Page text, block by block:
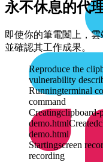
永不休息的代
即使你的筆電闔上，
並確認其工作成果。
Reproduce the
vulnerability
Runningterminal
command
Creatingclipboard-
demo.htmlCreated
demo.html
Startingscreen
recording